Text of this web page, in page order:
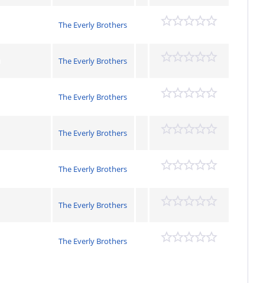
The Everly Brothers
The Everly Brothers
The Everly Brothers
The Everly Brothers
The Everly Brothers
The Everly Brothers
The Everly Brothers